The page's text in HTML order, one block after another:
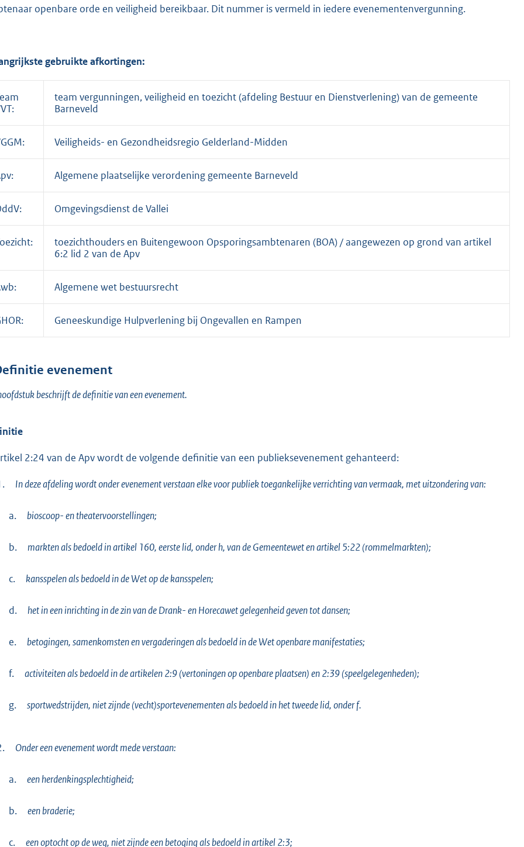
openbare orde en veiligheid bereikbaar. Dit nummer is vermeld in iedere evenementenvergunning.
gebruikte afkortingen:
team vergunningen, veiligheid en toezicht (afdeling Bestuur en Dienstverlening) van de gemeente
Barneveld
Veiligheids- en Gezondheidsregio Gelderland-Midden
Algemene plaatselijke verordening gemeente Barneveld
Omgevingsdienst de Vallei
toezichthouders en Buitengewoon Opsporingsambtenaren (BOA) / aangewezen op grond van artikel
6:2 lid 2 van de Apv
Algemene wet bestuursrecht
Geneeskundige Hulpverlening bij Ongevallen en Rampen
evenement
beschrijft de definitie van een evenement.
2:24 van de Apv wordt de volgende definitie van een publieksevenement gehanteerd:
In deze afdeling wordt onder evenement verstaan elke voor publiek toegankelijke verrichting van vermaak, met uitzondering van:
a. bioscoop- en theatervoorstellingen;
b. markten als bedoeld in artikel 160, eerste lid, onder h, van de Gemeentewet en artikel 5:22 (rommelmarkten);
c. kansspelen als bedoeld in de Wet op de kansspelen;
d. het in een inrichting in de zin van de Drank- en Horecawet gelegenheid geven tot dansen;
e. betogingen, samenkomsten en vergaderingen als bedoeld in de Wet openbare manifestaties;
f. activiteiten als bedoeld in de artikelen 2:9 (vertoningen op openbare plaatsen) en 2:39 (speelgelegenheden);
g. sportwedstrijden, niet zijnde (vecht)sportevenementen als bedoeld in het tweede lid, onder f.
Onder een evenement wordt mede verstaan:
a. een herdenkingsplechtigheid;
b. een braderie;
c. een optocht op de weg, niet zijnde een betoging als bedoeld in artikel 2:3;